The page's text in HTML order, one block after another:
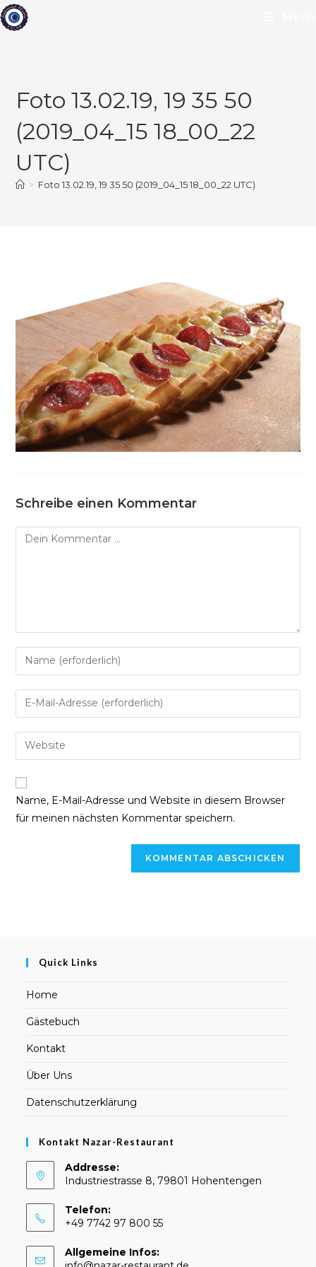
Zum
Inhalt
Foto 13.02.19, 19 35 50
(2019_04_15 18_00_22
UTC)
> Foto 13.02.19, 19 35 50 (2019_04_15 18_00_22 UTC)
Schreibe einen Kommentar
Kommentar
Gib
deinen
Namen
oder
zum
Kommentieren
ein
Gib
deine
E-
Mail-
zum
Kommentieren
ein
Gib
deine
Website-
URL
Name, E-Mail-Adresse und Website in diesem Browser
für meinen nächsten Kommentar speichern.
Quick Links
Home
Gästebuch
Kontakt
Über Uns
Datenschutzerklärung
Kontakt Nazar-Restaurant
Addresse:
Industriestrasse 8, 79801 Hohentengen
Telefon:
+49 7742 97 800 55
Allgemeine Infos: